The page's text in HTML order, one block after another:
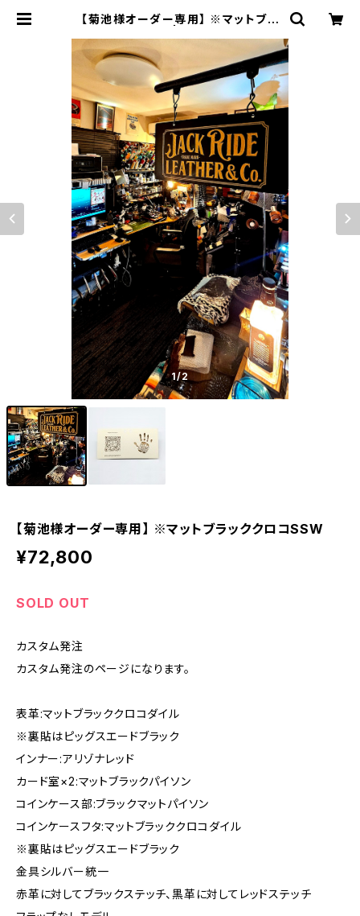
【菊池様オーダー専用】 ※マットブラ
1/2
【菊池様オーダー専用】 ※マットブラッククロコSSW
¥72,800
SOLD OUT
カスタム発注
カスタム発注のページになります。
表革:マットブラッククロコダイル
※裏貼はピッグスエードブラック
インナー:アリゾナレッド
カード室×2:マットブラックパイソン
コインケース部:ブラックマットパイソン
コインケースフタ:マットブラッククロコダイル
※裏貼はピッグスエードブラック
金具シルバー統一
赤革に対してブラックステッチ、黒革に対してレッドステッチ